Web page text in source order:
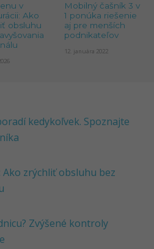
v
Ako
obsluhu
Mobilný čašník 3 v
1 ponúka riešenie
aj pre menších
podnikateľov
12. januára 2022
kedykoľvek. Spoznajte
Ako zrýchliť obsluhu bez
Zvýšené kontroly